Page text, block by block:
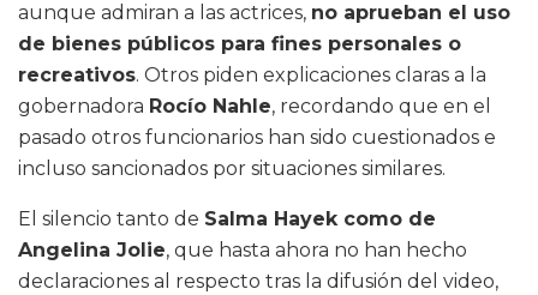
aunque admiran a las actrices, no aprueban el uso
de bienes públicos para fines personales o
recreativos. Otros piden explicaciones claras a la
gobernadora Rocío Nahle, recordando que en el
pasado otros funcionarios han sido cuestionados e
incluso sancionados por situaciones similares.
El silencio tanto de Salma Hayek como de
Angelina Jolie, que hasta ahora no han hecho
declaraciones al respecto tras la difusión del video,